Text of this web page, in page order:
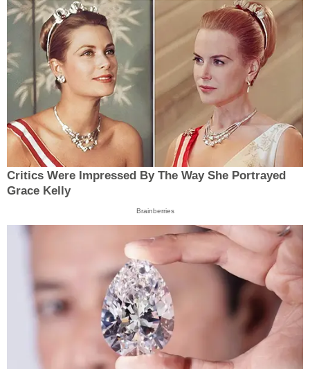
Critics Were Impressed By The Way She Portrayed
Grace Kelly
Brainberries